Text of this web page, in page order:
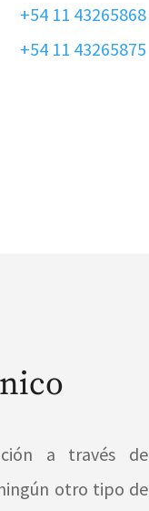
+54 11 43265868
+54 11 43265875
a través de
otro tipo de